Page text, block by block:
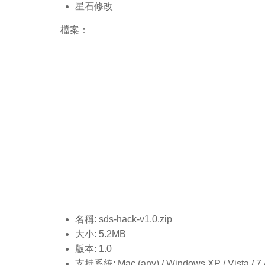
星石修改
檔案：
名稱: sds-hack-v1.0.zip
大小: 5.2MB
版本: 1.0